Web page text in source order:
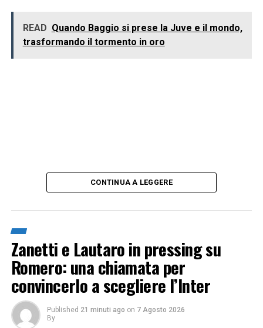
READ Quando Baggio si prese la Juve e il mondo,
trasformando il tormento in oro
CONTINUA A LEGGERE
Zanetti e Lautaro in pressing su
Romero: una chiamata per
convincerlo a scegliere l’Inter
Published 21 minuti ago on 7 Agosto 2026
By